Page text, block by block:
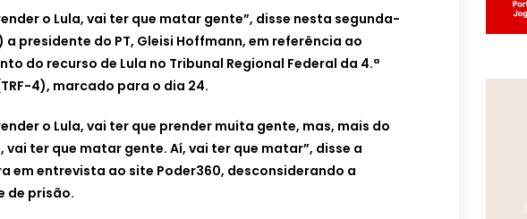
o Lula, vai ter que matar gente”, disse nesta segunda-
a presidente do PT, Gleisi Hoffmann, em referência ao
do recurso de Lula no Tribunal Regional Federal da 4.ª
4), marcado para o dia 24.
o Lula, vai ter que prender muita gente, mas, mais do
vai ter que matar gente. Aí, vai ter que matar”, disse a
em entrevista ao site Poder360, desconsiderando a
de prisão.